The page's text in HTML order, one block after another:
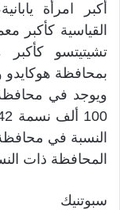
أكبر امرأة
القياسية كأكبر
تشيتيتسو
بمحافظة هوكايدو ويبلغ
ويوجد في
المحافظة ذات
سبوتنيك